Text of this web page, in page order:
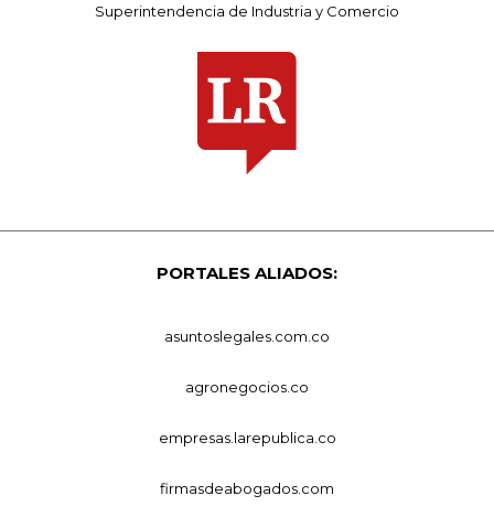
Superintendencia de Industria y Comercio
PORTALES ALIADOS:
asuntoslegales.com.co
agronegocios.co
empresas.larepublica.co
firmasdeabogados.com